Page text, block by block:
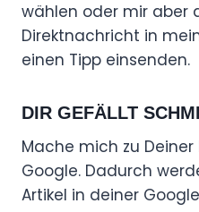
wählen oder mir aber
Direktnachricht in
einen Tipp einsenden.
DIR GEFÄLLT
Mache mich zu
Google. Dadurch
Artikel in deiner